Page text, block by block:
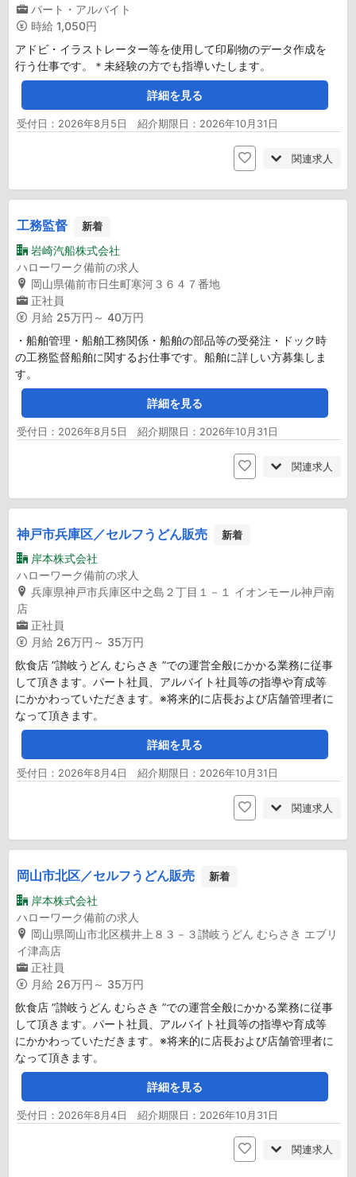
パート・アルバイト
時給 1,050円
アドビ・イラストレーター等を使用して印刷物のデータ作成を
行う仕事です。＊未経験の方でも指導いたします。
詳細を見る
受付日：2026年8月5日 紹介期限日：2026年10月31日
関連求人
工務監督 新着
岩崎汽船株式会社
ハローワーク備前の求人
岡山県備前市日生町寒河３６４７番地
正社員
月給 25万円～ 40万円
・船舶管理・船舶工務関係・船舶の部品等の受発注・ドック時
の工務監督船舶に関するお仕事です。船舶に詳しい方募集しま
す。
詳細を見る
受付日：2026年8月5日 紹介期限日：2026年10月31日
関連求人
神戸市兵庫区／セルフうどん販売 新着
岸本株式会社
ハローワーク備前の求人
兵庫県神戸市兵庫区中之島２丁目１－１ イオンモール神戸南
店
正社員
月給 26万円～ 35万円
飲食店 ”讃岐うどん むらさき ”での運営全般にかかる業務に従事
して頂きます。パート社員、アルバイト社員等の指導や育成等
にかかわっていただきます。※将来的に店長および店舗管理者に
なって頂きます。
詳細を見る
受付日：2026年8月4日 紹介期限日：2026年10月31日
関連求人
岡山市北区／セルフうどん販売 新着
岸本株式会社
ハローワーク備前の求人
岡山県岡山市北区横井上８３－３讃岐うどん むらさき エブリ
イ津高店
正社員
月給 26万円～ 35万円
飲食店 ”讃岐うどん むらさき ”での運営全般にかかる業務に従事
して頂きます。パート社員、アルバイト社員等の指導や育成等
にかかわっていただきます。※将来的に店長および店舗管理者に
なって頂きます。
詳細を見る
受付日：2026年8月4日 紹介期限日：2026年10月31日
関連求人